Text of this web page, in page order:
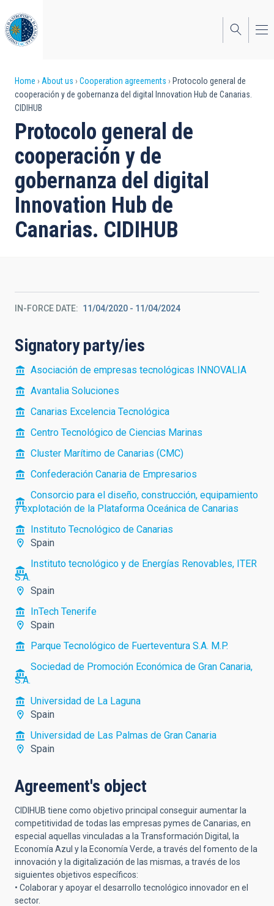
to
main
content
Breadcrumb
Home About us Cooperation agreements
Protocolo general de
cooperación y de gobernanza del digital Innovation Hub de Canarias.
CIDIHUB
Protocolo general de
cooperación y de
gobernanza del digital
Innovation Hub de
Canarias. CIDIHUB
IN-FORCE DATE 11/04/2020 - 11/04/2024
Signatory party/ies
Asociación de empresas tecnológicas INNOVALIA
Avantalia Soluciones
Canarias Excelencia Tecnológica
Centro Tecnológico de Ciencias Marinas
Cluster Marítimo de Canarias (CMC)
Confederación Canaria de Empresarios
Consorcio para el diseño, construcción, equipamiento
y explotación de la Plataforma Oceánica de Canarias
Instituto Tecnológico de Canarias
Spain
Instituto tecnológico y de Energías Renovables, ITER
S.A.
Spain
InTech Tenerife
Spain
Parque Tecnológico de Fuerteventura S.A. M.P.
Sociedad de Promoción Económica de Gran Canaria,
S.A.
Universidad de La Laguna
Spain
Universidad de Las Palmas de Gran Canaria
Spain
Agreement's object
CIDIHUB tiene como objetivo principal conseguir aumentar la
competitividad de todas las empresas pymes de Canarias, en
especial aquellas vinculadas a la Transformación Digital, la
Economía Azul y la Economía Verde, a través del fomento de la
innovación y la digitalización de las mismas, a través de los
siguientes objetivos específicos:
• Colaborar y apoyar el desarrollo tecnológico innovador en el
sector.